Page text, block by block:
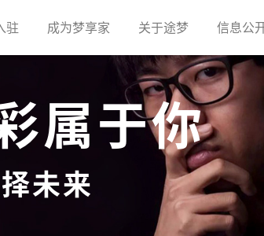
驻(current)成为梦享家(current)关于途梦(current)
信息公
属于你
未来